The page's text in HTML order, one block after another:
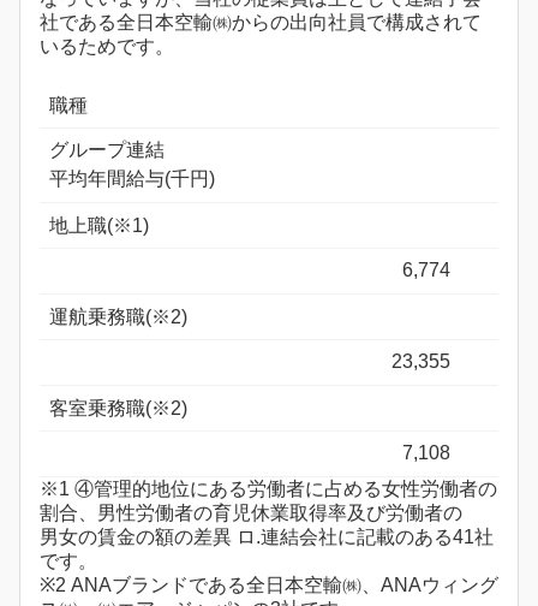
社である全日本空輸㈱からの出向社員で構成されて
いるためです。
職種
グループ連結
平均年間給与(千円)
地上職(※1)
6,774
運航乗務職(※2)
23,355
客室乗務職(※2)
7,108
※1 ④管理的地位にある労働者に占める女性労働者の
割合、男性労働者の育児休業取得率及び労働者の
男女の賃金の額の差異 ロ.連結会社に記載のある41社
です。
※2 ANAブランドである全日本空輸㈱、ANAウィング